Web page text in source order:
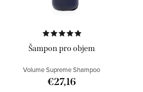
Šampon pro objem
Volume Supreme Shampoo
€27,16